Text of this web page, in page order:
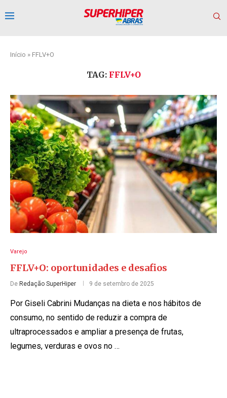
Início » FFLV+O
TAG: FFLV+O
Varejo
FFLV+O: oportunidades e desafios
De Redação SuperHiper 9 de setembro de 2025
Por Giseli Cabrini Mudanças na dieta e nos hábitos de
consumo, no sentido de reduzir a compra de
ultraprocessados e ampliar a presença de frutas,
legumes, verduras e ovos no …